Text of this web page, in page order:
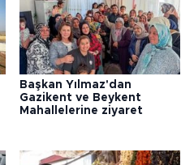
Başkan Yılmaz'dan
Gazikent ve Beykent
Mahallelerine ziyaret